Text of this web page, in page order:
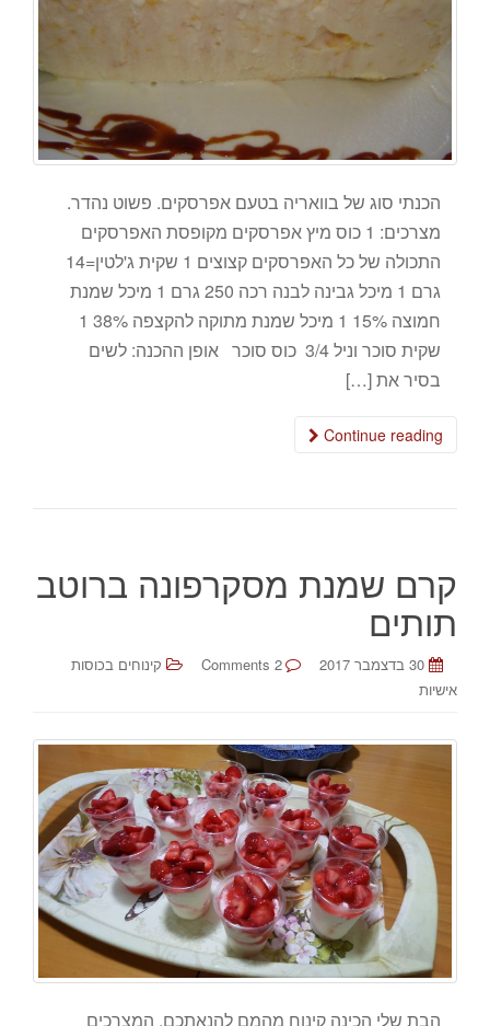
הכנתי סוג של בוואריה בטעם אפרסקים. פשוט נהדר.
מצרכים: 1 כוס מיץ אפרסקים מקופסת האפרסקים
התכולה של כל האפרסקים קצוצים 1 שקית ג'לטין=14
גרם 1 מיכל גבינה לבנה רכה 250 גרם 1 מיכל שמנת
חמוצה 15% 1 מיכל שמנת מתוקה להקצפה 38% 1
שקית סוכר וניל 3/4 כוס סוכר אופן ההכנה: לשים
בסיר את […]
Continue reading
קרם שמנת מסקרפונה ברוטב
תותים
30 בדצמבר 2017 2 Comments
קינוחים בכוסות
אישיות
הבת שלי הכינה קינוח מהמם להנאתכם. המצרכים